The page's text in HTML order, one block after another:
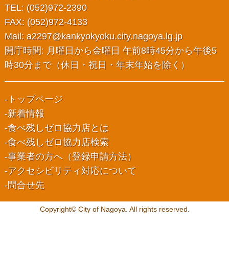
TEL: (052)972-2390
FAX: (052)972-4133
Mail: a2297@kankyokyoku.city.nagoya.lg.jp
開庁時間: 月曜日から金曜日 午前8時45分から午後5
時30分まで（休日・祝日・年末年始を除く）
トップページ
新着情報
食べ残しゼロ協力店とは
食べ残しゼロ協力店検索
事業者の方へ（登録申請方法）
アクセシビリティ対応について
問合せ先
Copyright© City of Nagoya. All rights reserved.